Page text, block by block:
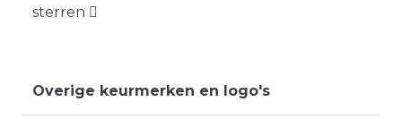
sterren
Overige keurmerken en logo's